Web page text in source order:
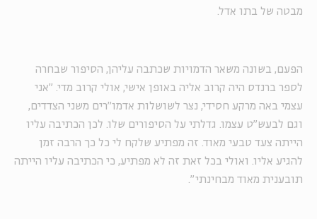
מבטה של בתו אדל.
הפעם, בשונה משאר הדמויות שכתבה עליהן, הסיפור שבחרה
לספר ברנדס היה קרוב אליה באופן אישי, אולי קרוב מדי. "אני
עצמי באה מרקע חסידי, נצר לשושלות אדמו"רים משני הצדדים,
וגם לבעש"ט עצמו. גדלתי על הסיפורים שלו. לכן הכתיבה עליו
הייתה צעד טבעי מאוד. זה מפתיע שלקח לי כל כך הרבה זמן
להגיע אליו. ואולי בכל זאת זה לא מפתיע, כי הכתיבה עליו הייתה
תובענית מאוד מבחינתי".